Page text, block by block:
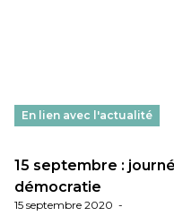
En lien avec l'actualité
15 septembre :
démocratie
15 septembre 2020 -